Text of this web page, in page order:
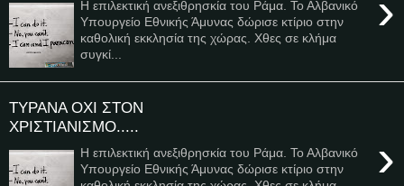
Η επιλεκτική ανεξιθρησκία του Ράμα. Το Αλβανικό
Υπουργείο Εθνικής Άμυνας δώρισε κτίριο στην
καθολική εκκλησία της χώρας. Χθες σε κλήμα
συγκί...
ΤΥΡΑΝΑ ΟΧΙ ΣΤΟΝ
ΧΡΙΣΤΙΑΝΙΣΜΟ.....
›
Η επιλεκτική ανεξιθρησκία του Ράμα. Το Αλβανικό
Υπουργείο Εθνικής Άμυνας δώρισε κτίριο στην